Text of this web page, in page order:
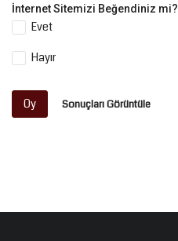
İnternet Sitemizi Beğendiniz mi?
Evet
Hayır
Oy Sonuçları Görüntüle